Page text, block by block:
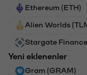
Ethereum (ETH)
Alien Worlds
Stargate Finance
Yeni eklenenler
Gram (GRAM)